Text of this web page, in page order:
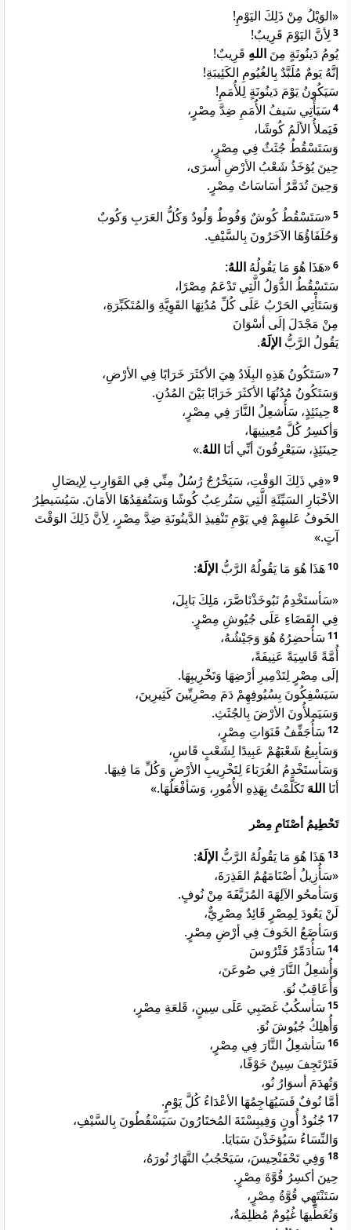
«الوَيْلُ مِنْ ذَلِكَ اليَوْمِ!
3 لِأنَّ اليَوْمَ قَرِيبٌ!
يُومُ دَينُونَةٍ مِنَ اللهِ قَرِيبٌ!
إنَّهُ يَومٌ مُلَبَّدٌ بِالغُيُومِ الكَئِيبَةِ!
سَيَكُونُ يَوْمَ دَينُونَةٍ لِلأُمَمِ!
4 سَيَأْتِي سَيفُ الأُمَمِ ضِدَّ مِصْرٍ،
فَيَملأُ الألَمُ كُوشًا،
وَسَتَسْقُطُ جُثَثٌ فِي مِصْرٍ،
حِينَ يُؤخَذُ شَعْبُ الأرْضِ أسرَى،
وَحِينَ تُدَمَّرُ أسَاسَاتُ مِصْرٍ.
5«سَتَسْقُطُ كُوشٌ وَفُوطٌ وَلُودٌ وَكُلُّ العَرَبِ وَكُوبٌ
وَحُلَفَاؤُهَا الآخَرُونَ بِالسَّيْفِ.
6«هَذَا هُوَ مَا يَقُولُهُ اللهُ:
سَتَسْقُطُ الدُّوَلُ الَّتِي تَدْعَمُ مِصْرًا،
وَسَتَأْتِي الحَرْبُ عَلَى كُلِّ مُدُنِهَا القَوِيَّةِ وَالمُتَكَبِّرَةِ،
مِنْ مَجْدَلَ إلَى أسْوَانَ
يَقُولُ الرَّبُّ الإلَهُ.
7«سَتَكُونُ هَذِهِ البِلَادُ هِيَ الأكثَرَ خَرَابًا فِي الأرْضِ،
وَسَتَكُونُ مُدُنُهَا الأكثَرَ خَرَابًا بَيْنَ المُدُنِ.
8 حِينَئِذٍ، سَأُشعِلُ النَّارَ فِي مِصْرٍ،
وَأكسِرُ كُلَّ مُعِينِيهَا،
حِينَئِذٍ، سَيَعْرِفُونَ أنِّي أنَا اللهُ.»
9«فِي ذَلِكَ الوَقْتِ، سَيَخْرُجُ رُسُلٌ مِنِّي فِي القَوَارِبِ لِإيصَالِ
الأخْبَارِ السَيِّئَةِ الَّتِي سَتُرعِبُ كُوشًا وَسَتُفقِدُهَا الأمَانَ. سَيُسَيطِرُ
الخَوفُ عَليهِمْ فِي يَوْمِ تَنْفِيذِ الدَّينُونَةِ ضِدَّ مِصْرٍ، لِأنَّ ذَلِكَ الوَقْتَ
آتٍ.»
10هَذَا هُوَ مَا يَقُولُهُ الرَّبُّ الإلَهُ:
«سَأستَخْدِمُ نَبُوخَذْنَاصَّرَ، مَلِكَ بَابِلَ،
فِي القَضَاءِ عَلَى جُيُوشِ مِصْرٍ.
11 سَأُحضِرُهُ هُوَ وَجَيْشُهُ،
أُمَّةً قَاسِيَةً عَنِيفَةً،
إلَى مِصْرٍ لِتَدْمِيرِ أرْضِهَا وَتَخْرِيبِهَا.
سَيَسْفِكُونَ بِسُيُوفِهِمْ دَمَ مِصْرِيِّينَ كَثِيرِينَ،
وَسَيَملأُونَ الأرْضَ بِالجُثَثِ.
12 سَأُجَفِّفُ قَنَوَاتِ مِصْرٍ،
وَسَأبِيعُ شَعْبَهُمْ عَبِيدًا لِشَعْبٍ قَاسٍ،
وَسَأستَخْدِمُ الغُرَبَاءَ لِتَخْرِيبِ الأرْضِ وَكُلِّ مَا فِيهَا.
أنَا اللهَتَكَلَّمْتُ بِهَذِهِ الأُمُورِ، وَسَأفْعَلُهَا.»
تَحْطِيمُ أصْنَامِ مِصْر
13هَذَا هُوَ مَا يَقُولُهُ الرَّبُّ الإلَهُ:
«سَأُزِيلُ أصْنَامَهُمُ القَذِرَةَ،
وَسَأمحُو الآلِهَةَ المُزَيَّفَةَ مِنْ نُوفٍ.
لَنْ يَعُودَ لِمِصْرٍ قَائِدٌ مِصْرِيٌّ،
وَسَأضَعُ الخَوفَ فِي أرْضِ مِصْرٍ.
14 سَأُدَمِّرُ فَتْرُوسَ
وَأُشعِلُ النَّارَ فِي صُوعَنَ،
وَأُعَاقِبُ نُوَ.
15 سَأسكُبُ غَضَبِي عَلَى سِينٍ، قَلعَةِ مِصْرٍ،
وَأُهلِكُ جُيُوشَ نُوَ.
16 سَأشعِلُ النَّارَ فِي مِصْرٍ،
فَتَرْتَجِفَ سِينٌ خَوْفًا،
وَتُهدَمَ أسوَارُ نُو،
أمَّا نُوفٌ فَسَيُهَاجِمُهَا الأعْدَاءُ كُلَّ يَوْمٍ.
17 جُنُودُ أُونٍ وَفِيبِسْتَةَ المُختَارُونَ سَيَسْقُطُونَ بِالسَّيْفِ،
وَالنِّسَاءُ سَيُؤخَذْنَ سَبَايَا.
18 وَفِي تَحْفَنْحِيسَ، سَيَحْجُبُ النَّهَارُ نُورَهُ،
حِينَ أكسِرُ قُوَّةَ مِصْرٍ.
سَتَنْتَهِي قُوَّةُ مِصْرٍ،
وَتُغَطِّيهَا غُيُومٌ مُظلِمَةٌ،